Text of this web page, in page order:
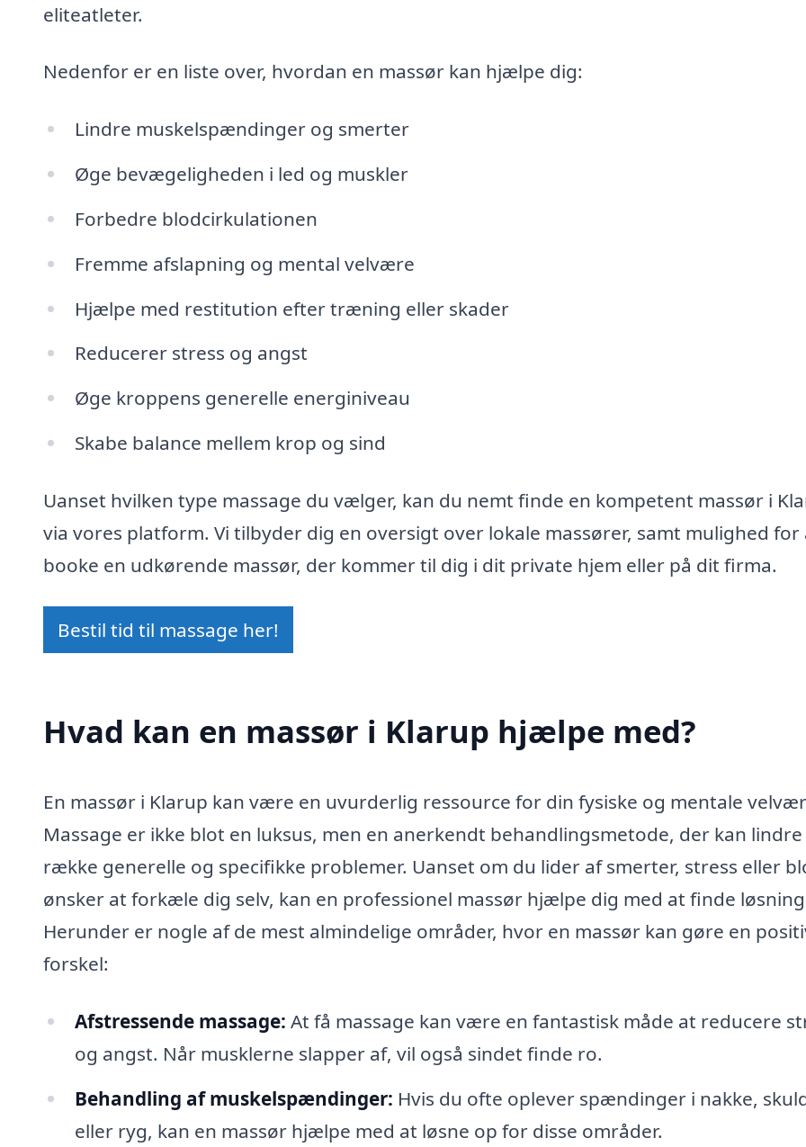
eliteatleter.
Nedenfor er en liste over, hvordan en massør kan hjælpe dig:
Lindre muskelspændinger og smerter
Øge bevægeligheden i led og muskler
Forbedre blodcirkulationen
Fremme afslapning og mental velvære
Hjælpe med restitution efter træning eller skader
Reducerer stress og angst
Øge kroppens generelle energiniveau
Skabe balance mellem krop og sind
Uanset hvilken type massage du vælger, kan du nemt finde en kompetent massør i
via vores platform. Vi tilbyder dig en oversigt over lokale massører, samt mulighed for
booke en udkørende massør, der kommer til dig i dit private hjem eller på dit firma.
Bestil tid til massage her!
Hvad kan en massør i Klarup hjælpe med?
En massør i Klarup kan være en uvurderlig ressource for din fysiske og mentale
Massage er ikke blot en luksus, men en anerkendt behandlingsmetode, der kan
række generelle og specifikke problemer. Uanset om du lider af smerter, stress eller
ønsker at forkæle dig selv, kan en professionel massør hjælpe dig med at finde
Herunder er nogle af de mest almindelige områder, hvor en massør kan gøre en
forskel:
Afstressende massage: At få massage kan være en fantastisk måde at reducere
og angst. Når musklerne slapper af, vil også sindet finde ro.
Behandling af muskelspændinger: Hvis du ofte oplever spændinger i nakke,
eller ryg, kan en massør hjælpe med at løsne op for disse områder.